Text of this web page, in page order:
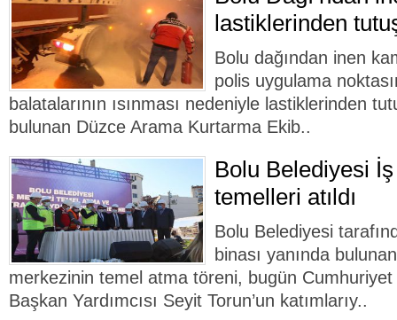
lastiklerinden
Bolu dağından inen
polis uygulama
balatalarının ısınması nedeniyle lastiklerinden
bulunan Düzce Arama Kurtarma Ekib..
Bolu Belediyesi
temelleri atıldı
Bolu Belediyesi
binası yanında
merkezinin temel atma töreni, bugün
Başkan Yardımcısı Seyit Torun’un katımlarıy..